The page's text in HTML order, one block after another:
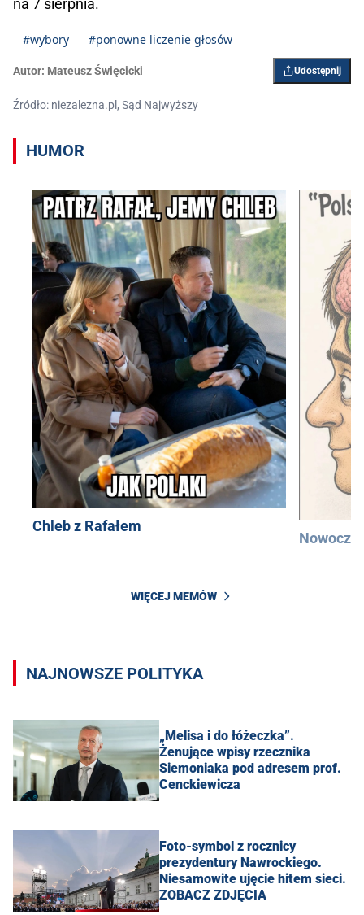
na 7 sierpnia.
#wybory #ponowne liczenie głosów
Autor: Mateusz Święcicki Udostępnij
Źródło: niezalezna.pl, Sąd Najwyższy
HUMOR
Chleb z Rafałem
WIĘCEJ MEMÓW
NAJNOWSZE POLITYKA
„Melisa i do łóżeczka”.
Żenujące wpisy rzecznika
Siemoniaka pod adresem prof.
Cenckiewicza
Foto-symbol z rocznicy
prezydentury Nawrockiego.
Niesamowite ujęcie hitem sieci.
ZOBACZ ZDJĘCIA